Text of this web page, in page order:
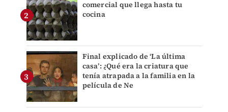
comercial que llega hasta tu
cocina
Final explicado de ‘La última
casa’: ¿Qué era la criatura que
tenía atrapada a la familia en la
película de Ne